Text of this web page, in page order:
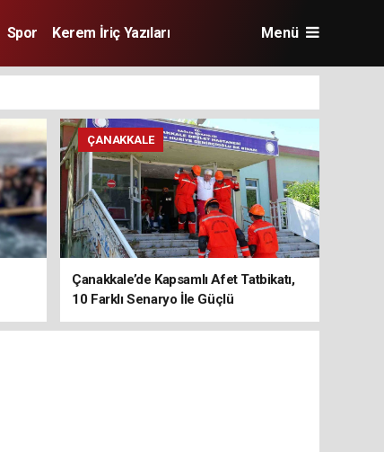
Spor Kerem İriç Yazıları Menü
ÇANAKKALE
Çanakkale’de Kapsamlı Afet Tatbikatı,
10 Farklı Senaryo İle Güçlü
Koordinasyon